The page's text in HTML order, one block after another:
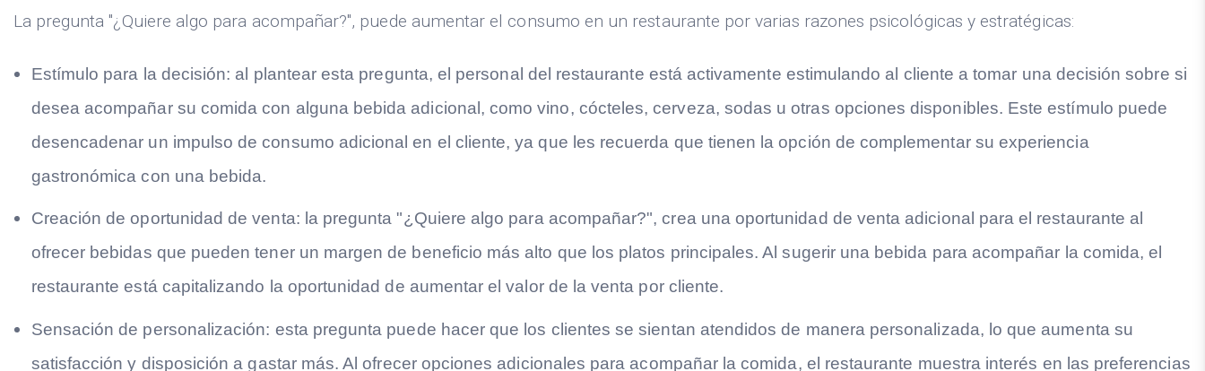
La pregunta "¿Quiere algo para acompañar?", puede aumentar el consumo en un restaurante por varias razones psicológicas y estratégicas:
Estímulo para la decisión: al plantear esta pregunta, el personal del restaurante está activamente estimulando al cliente a tomar una decisión sobre si
desea acompañar su comida con alguna bebida adicional, como vino, cócteles, cerveza, sodas u otras opciones disponibles. Este estímulo puede
desencadenar un impulso de consumo adicional en el cliente, ya que les recuerda que tienen la opción de complementar su experiencia
gastronómica con una bebida.
Creación de oportunidad de venta: la pregunta "¿Quiere algo para acompañar?", crea una oportunidad de venta adicional para el restaurante al
ofrecer bebidas que pueden tener un margen de beneficio más alto que los platos principales. Al sugerir una bebida para acompañar la comida, el
restaurante está capitalizando la oportunidad de aumentar el valor de la venta por cliente.
Sensación de personalización: esta pregunta puede hacer que los clientes se sientan atendidos de manera personalizada, lo que aumenta su
satisfacción y disposición a gastar más. Al ofrecer opciones adicionales para acompañar la comida, el restaurante muestra interés en las preferencias